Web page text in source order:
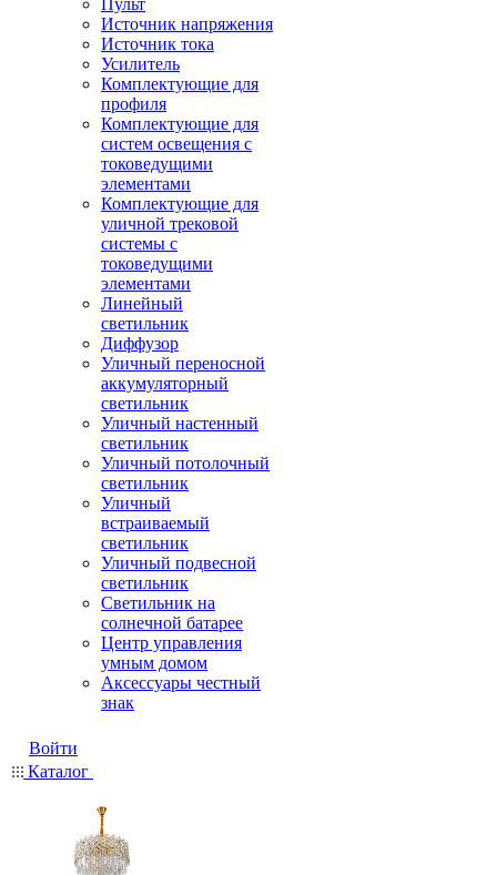
Пульт
Источник напряжения
Источник тока
Усилитель
Комплектующие для
профиля
Комплектующие для
систем освещения с
токоведущими
элементами
Комплектующие для
уличной трековой
системы с
токоведущими
элементами
Линейный
светильник
Диффузор
Уличный переносной
аккумуляторный
светильник
Уличный настенный
светильник
Уличный потолочный
светильник
Уличный
встраиваемый
светильник
Уличный подвесной
светильник
Светильник на
солнечной батарее
Центр управления
умным домом
Аксессуары честный
знак
Войти
Каталог